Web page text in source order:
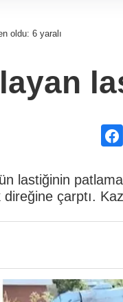
oldu: 6 yaralı
lastiğinin
çarptı.